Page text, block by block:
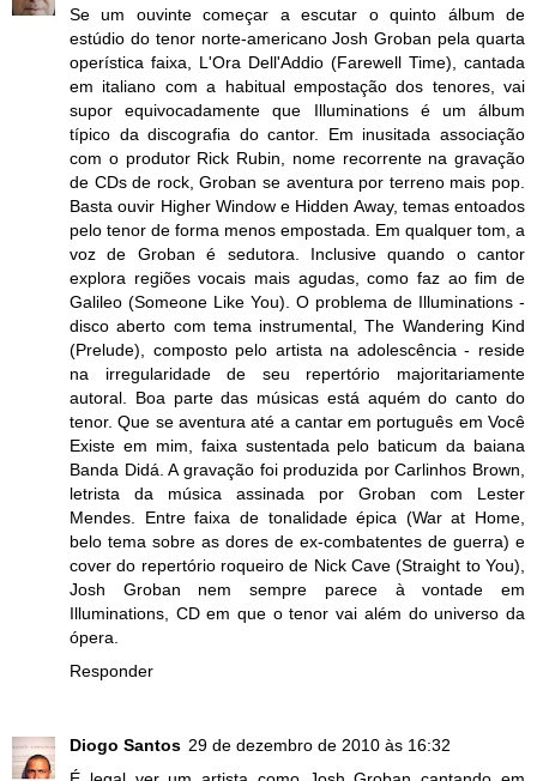
Se um ouvinte começar a escutar o quinto álbum de
estúdio do tenor norte-americano Josh Groban pela quarta
operística faixa, L'Ora Dell'Addio (Farewell Time), cantada
em italiano com a habitual empostação dos tenores, vai
supor equivocadamente que Illuminations é um álbum
típico da discografia do cantor. Em inusitada associação
com o produtor Rick Rubin, nome recorrente na gravação
de CDs de rock, Groban se aventura por terreno mais pop.
Basta ouvir Higher Window e Hidden Away, temas entoados
pelo tenor de forma menos empostada. Em qualquer tom, a
voz de Groban é sedutora. Inclusive quando o cantor
explora regiões vocais mais agudas, como faz ao fim de
Galileo (Someone Like You). O problema de Illuminations -
disco aberto com tema instrumental, The Wandering Kind
(Prelude), composto pelo artista na adolescência - reside
na irregularidade de seu repertório majoritariamente
autoral. Boa parte das músicas está aquém do canto do
tenor. Que se aventura até a cantar em português em Você
Existe em mim, faixa sustentada pelo baticum da baiana
Banda Didá. A gravação foi produzida por Carlinhos Brown,
letrista da música assinada por Groban com Lester
Mendes. Entre faixa de tonalidade épica (War at Home,
belo tema sobre as dores de ex-combatentes de guerra) e
cover do repertório roqueiro de Nick Cave (Straight to You),
Josh Groban nem sempre parece à vontade em
Illuminations, CD em que o tenor vai além do universo da
ópera.
Responder
Diogo Santos 29 de dezembro de 2010 às 16:32